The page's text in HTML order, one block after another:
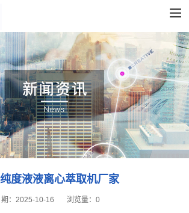
度液液离心萃取机厂家
2025-10-16
： 浏览量：0